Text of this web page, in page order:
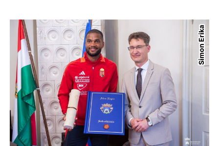
Simon Erika